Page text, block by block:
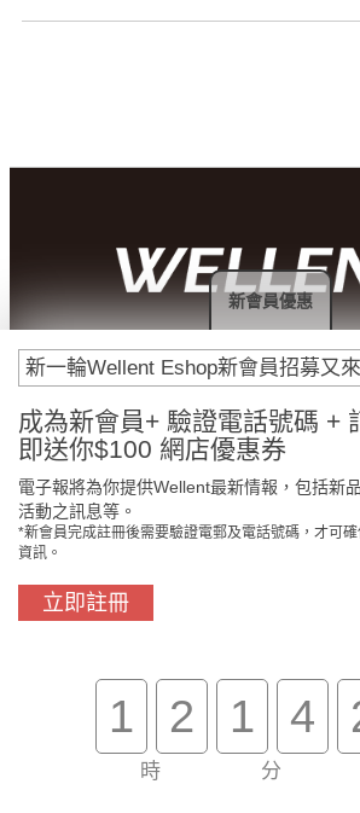
付款方法
買滿$800免費送貨 在線客
新一輪Wellent Eshop新會員招募又
成為新會員+ 驗證電話號碼 +
即送你$100 網店優惠券
電子報將為你提供Wellent最新情報，包括新
活動之訊息等。
*新會員完成註冊後需要驗證電郵及電話號碼，才可
資訊。
立即註冊
1 2
時
1 4
分
新會員優惠